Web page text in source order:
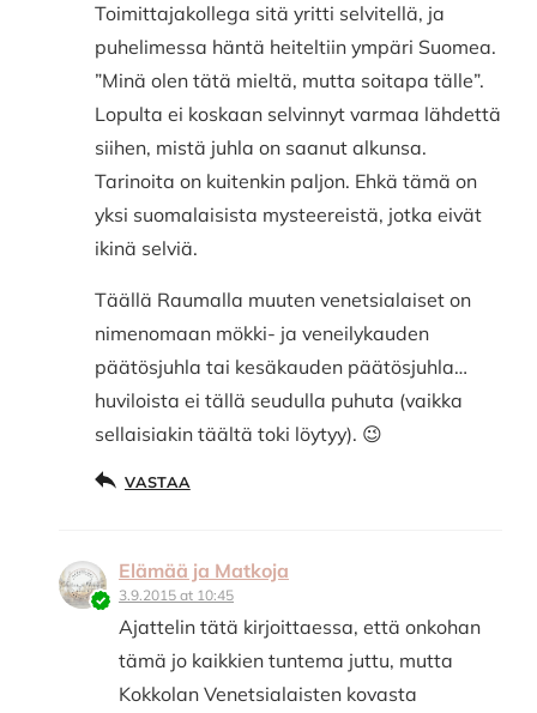
Toimittajakollega sitä yritti selvitellä, ja
puhelimessa häntä heiteltiin ympäri Suomea.
”Minä olen tätä mieltä, mutta soitapa tälle”.
Lopulta ei koskaan selvinnyt varmaa lähdettä
siihen, mistä juhla on saanut alkunsa.
Tarinoita on kuitenkin paljon. Ehkä tämä on
yksi suomalaisista mysteereistä, jotka eivät
ikinä selviä.
Täällä Raumalla muuten venetsialaiset on
nimenomaan mökki- ja veneilykauden
päätösjuhla tai kesäkauden päätösjuhla…
huviloista ei tällä seudulla puhuta (vaikka
sellaisiakin täältä toki löytyy). 😉
VASTAA
Elämää ja Matkoja
3.9.2015 at 10:45
Ajattelin tätä kirjoittaessa, että onkohan
tämä jo kaikkien tuntema juttu, mutta
Kokkolan Venetsialaisten kovasta